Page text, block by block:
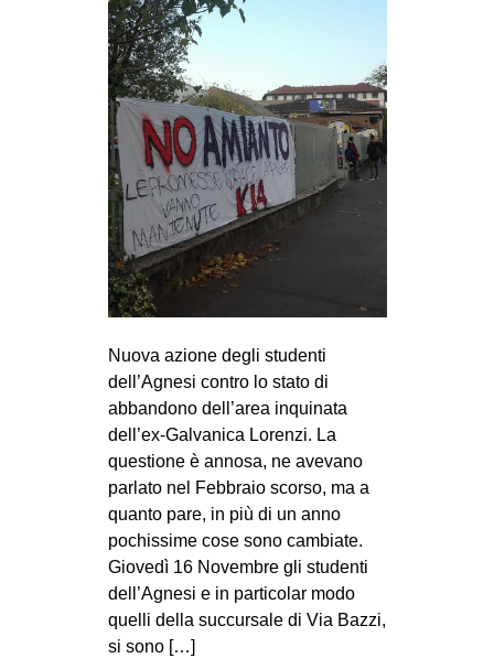
MSM
STUDENTI TSUNAMI
ZAM
MILANO
MOBILITAZIONI
SPAZI
SPORT POPOLARE
ANTIFASCISMO
DIRITTO ALL’ABITARE
GENERI
MIGRAZIONI
REPRESSIONE
STUDENTI
Nuova azione degli studenti
dell’Agnesi contro lo stato di
abbandono dell’area inquinata
dell’ex-Galvanica Lorenzi. La
questione è annosa, ne avevano
parlato nel Febbraio scorso, ma a
quanto pare, in più di un anno
pochissime cose sono cambiate.
Giovedì 16 Novembre gli studenti
dell’Agnesi e in particolar modo
quelli della succursale di Via Bazzi,
si sono […]